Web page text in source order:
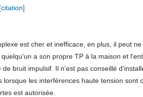
[citation]
est cher et inefficace, en plus, il peut
a son propre TP à la maison et
bruit impulsif. Il n'est pas conseillé
lorsque les interférences haute tension sont
est autorisée.